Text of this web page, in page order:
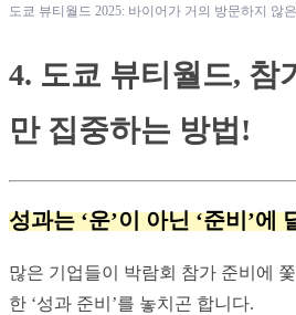
도쿄 뷰티월드 2025: 바이어가 거의 방문하지 않
4. 도쿄 뷰티월드, 참
만 집중하는 방법!
성과는 ‘운’이 아닌 ‘준비’에
많은 기업들이 박람회 참가 준비에
한 ‘성과 준비’를 놓치곤 합니다.